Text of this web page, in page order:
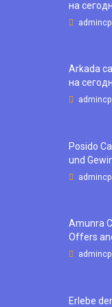
на
admincp
Arkada
на
admincp
Posido
und
admincp
Amunra
Offers
admincp
Erlebe